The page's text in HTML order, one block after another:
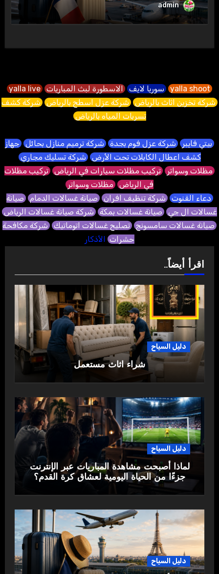
admin
yalla shoot سوريا لايف الاسطورة لبث المباريات yalla live
شركة تخزين اثاث بالرياض شركة عزل اسطح بالرياض شركة كشف
تسربات المياه بالرياض
بيتي فايبر شركة عزل فوم بجدة شركة ترميم منازل بحائل جهاز
كشف اعطال الكابلات تحت الأرض شركة تسليك مجاري
مظلات وسواتر تركيب مظلات سيارات في الرياض تركيب مظلات
في الرياض مظلات وسواتر
دعاء القنوت شركة تنظيف افران صيانة غسالات الدمام صيانة
غسالات ال جي صيانة غسالات بمكة شركة صيانة غسالات الرياض
صيانة غسالات سامسونج تصليح غسالات اتوماتيك شركة مكافحة
حشرات الأذكار
اقرأ أيضاً..
دليل السياح
شراء اثاث مستعمل
دليل السياح
لماذا أصبحت مشاهدة المباريات عبر الإنترنت
جزءًا من الحياة اليومية لعشاق كرة القدم؟
دليل السياح